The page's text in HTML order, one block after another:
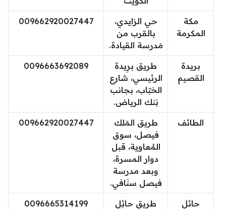
مكة
المكرمة
حي الزايدي،
بالقرب من
مَدرسة القيادة.
009662920027447
بريدة
القصيم
طريق برِيدة
الرئيسي، شارع
الخبّاب، بجانب
بَنك الرياض.
0096663692089
الطائف
طريق المَلك
فيصل، سوق
المُعاوية، قبل
دوار المسرة،
وبعد مدرسة
فيصل سنَافي.
009662920027447
حائل
طريق حائِل
0096665314199